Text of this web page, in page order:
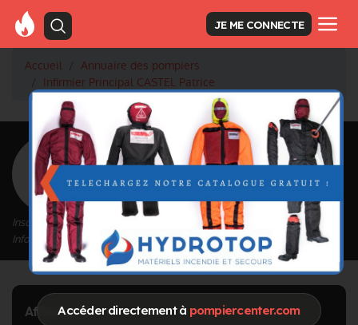
Accéder directement à pompiercenter.com
JE ME CONNECTE
Accueil
Annuaire des pompiers
Infirmier Principal CASTEL Patrice
<Retour à la liste des pompiers
CASTEL Patrice
Grade : Infirmier Principal
Inscrit depuis le 28/09/2020 à 16:15
Informations mises à jour le 03/10/2020 à 10:01
Affectation